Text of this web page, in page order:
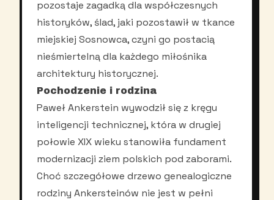
pozostaje zagadką dla współczesnych
historyków, ślad, jaki pozostawił w tkance
miejskiej Sosnowca, czyni go postacią
nieśmiertelną dla każdego miłośnika
architektury historycznej.
Pochodzenie i rodzina
Paweł Ankerstein wywodził się z kręgu
inteligencji technicznej, która w drugiej
połowie XIX wieku stanowiła fundament
modernizacji ziem polskich pod zaborami.
Choć szczegółowe drzewo genealogiczne
rodziny Ankersteinów nie jest w pełni